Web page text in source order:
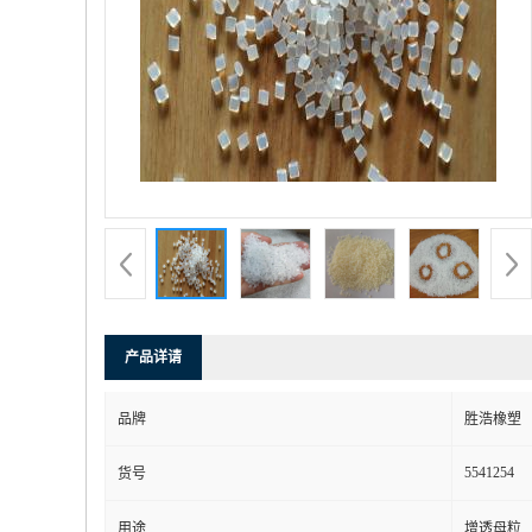
产品详请
品牌 胜浩橡塑
货号 5541254
用途 增透母粒